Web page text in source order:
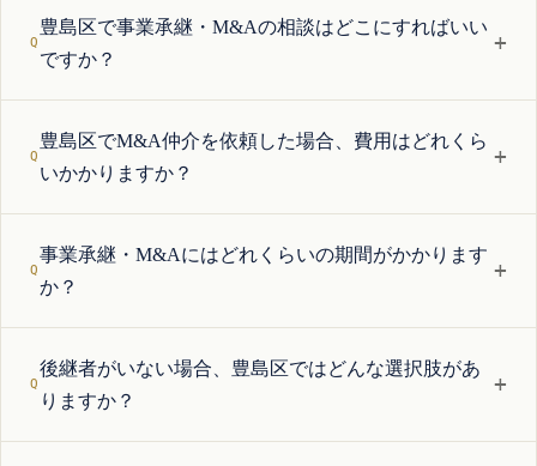
豊島区で事業承継・M&Aの相談はどこにすればいい
ですか？
+
豊島区でM&A仲介を依頼した場合、費用はどれくら
いかかりますか？
+
事業承継・M&Aにはどれくらいの期間がかかります
か？
+
後継者がいない場合、豊島区ではどんな選択肢があ
りますか？
+